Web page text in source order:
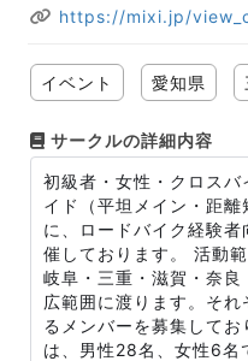
https://mixi.jp/
イベント 愛知県
サークルの詳細内容
初級者・女性・クロス
イド（平坦メイン・距
に、ロードバイク経験
催しております。 活動
岐阜・三重・滋賀・奈
広範囲に渡ります。そ
るメンバーを募集して
は、男性28名、女性6名